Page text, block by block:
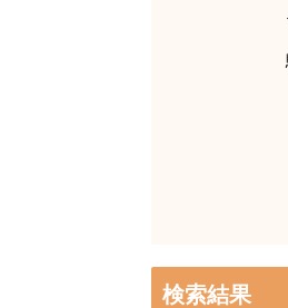
検索結果